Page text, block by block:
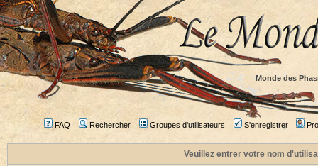
Monde des
FAQ Rechercher Groupes d'utilisateurs S'enregistrer
Veuillez entrer votre nom